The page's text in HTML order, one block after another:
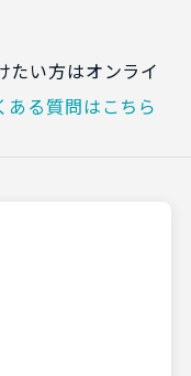
たい方はオンライ
ある質問はこちら